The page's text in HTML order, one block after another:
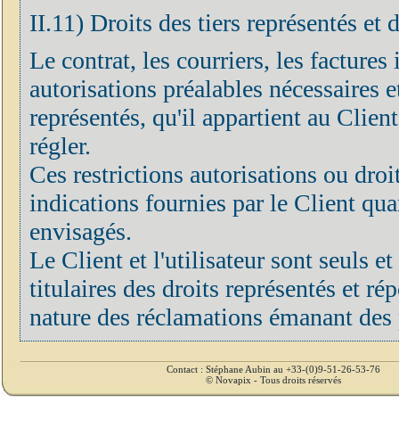
II.11) Droits des tiers représentés et
Le contrat, les courriers, les
autorisations préalables
représentés, qu'il appartient au
régler.
Ces restrictions autorisations ou
indications fournies par le Client
envisagés.
Le Client et l'utilisateur sont seuls
titulaires des droits représentés et
nature des réclamations émanant
Contact : Stéphane Aubin au +33-(0)9-51-26-53-76
© Novapix - Tous droits réservés